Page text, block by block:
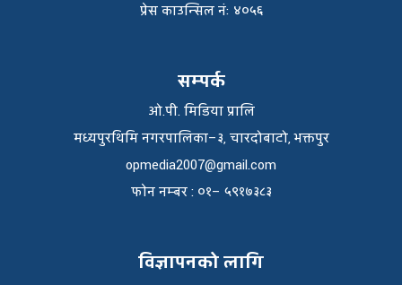
प्रेस काउन्सिल नंः ४०५६
सम्पर्क
ओ.पी. मिडिया प्रालि
मध्यपुरथिमि नगरपालिका–३, चारदोबाटो, भक्तपुर
opmedia2007@gmail.com
फाेन नम्बर : ०१– ५९१७३८३
विज्ञापनको लागि